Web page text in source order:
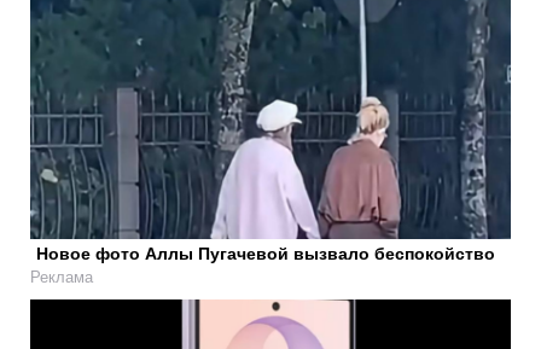
Новое фото Аллы Пугачевой вызвало беспокойство
Реклама